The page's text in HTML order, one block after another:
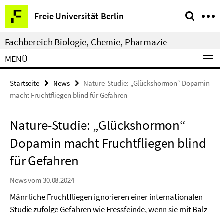
Springe
direkt
zu
Inhalt
Freie Universität Berlin
Service-
Navigation
Fachbereich Biologie, Chemie, Pharmazie
MENÜ
Startseite News
Nature-Studie: „Glückshormon“ Dopamin
macht Fruchtfliegen blind für Gefahren
Nature-Studie: „Glückshormon“
Dopamin macht Fruchtfliegen blind
für Gefahren
News vom 30.08.2024
Männliche Fruchtfliegen ignorieren einer internationalen
Studie zufolge Gefahren wie Fressfeinde, wenn sie mit Balz